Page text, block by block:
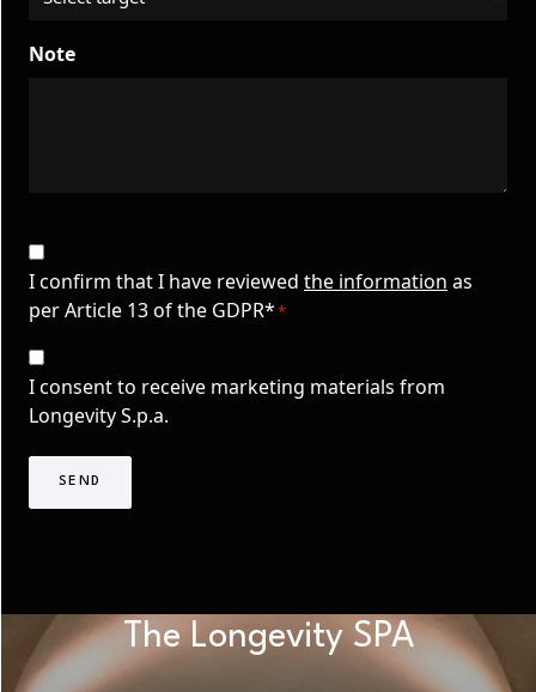
Note
Privacy
Consent
*
I confirm that I have reviewed the information as
per Article 13 of the GDPR**
Consenso
Marketing
TLS
I consent to receive marketing materials from
Longevity S.p.a.
The Longevity SPA